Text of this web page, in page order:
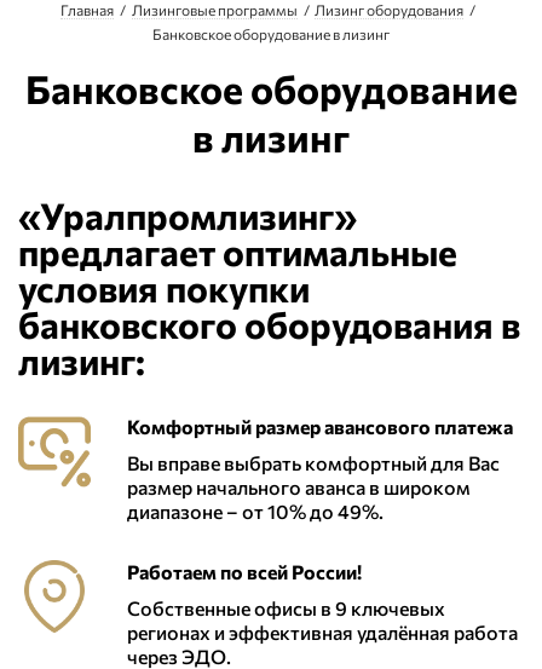
Главная Лизинговые программы
Лизинг оборудования
Банковское оборудование в лизинг
Банковское оборудование
в лизинг
«Уралпромлизинг»
предлагает оптимальные
условия покупки
банковского оборудования в
лизинг:
Комфортный размер авансового платежа
Вы вправе выбрать комфортный для Вас
размер начального аванса в широком
диапазоне – от 10% до 49%.
Работаем по всей России!
Собственные офисы в 9 ключевых
регионах и эффективная удалённая работа
через ЭДО.